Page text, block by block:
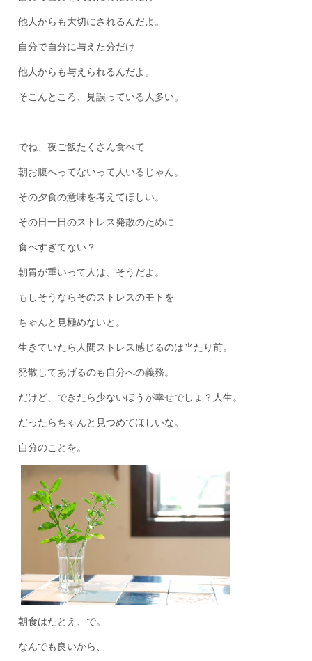
他人からも大切にされるんだよ。
自分で自分に与えた分だけ
他人からも与えられるんだよ。
そこんところ、見誤っている人多い。
でね、夜ご飯たくさん食べて
朝お腹へってないって人いるじゃん。
その夕食の意味を考えてほしい。
その日一日のストレス発散のために
食べすぎてない？
朝胃が重いって人は、そうだよ。
もしそうならそのストレスのモトを
ちゃんと見極めないと。
生きていたら人間ストレス感じるのは当たり前。
発散してあげるのも自分への義務。
だけど、できたら少ないほうが幸せでしょ？人生。
だったらちゃんと見つめてほしいな。
自分のことを。
朝食はたとえ、で。
なんでも良いから、